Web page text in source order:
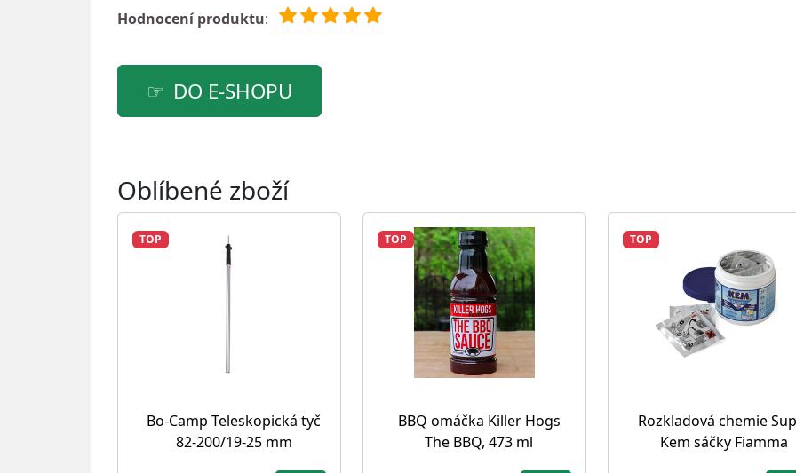
Hodnocení produktu:
DO E-SHOPU
Oblíbené zboží
TOP
Bo-Camp Teleskopická tyč
82-200/19-25 mm
TOP
BBQ omáčka Killer Hogs
The BBQ, 473 ml
TOP
Rozkladová chemie
Kem sáčky Fiamma